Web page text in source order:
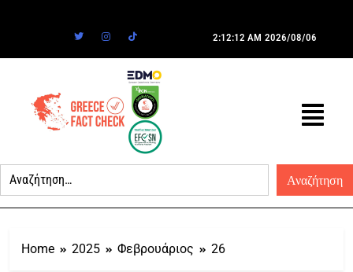
2:12:12 AM 2026/08/06
Home 2025 Φεβρουάριος 26